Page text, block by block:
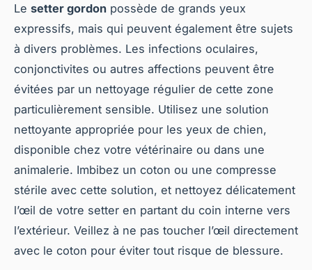
Le setter gordon possède de grands yeux
expressifs, mais qui peuvent également être sujets
à divers problèmes. Les infections oculaires,
conjonctivites ou autres affections peuvent être
évitées par un nettoyage régulier de cette zone
particulièrement sensible. Utilisez une solution
nettoyante appropriée pour les yeux de chien,
disponible chez votre vétérinaire ou dans une
animalerie. Imbibez un coton ou une compresse
stérile avec cette solution, et nettoyez délicatement
l’œil de votre setter en partant du coin interne vers
l’extérieur. Veillez à ne pas toucher l’œil directement
avec le coton pour éviter tout risque de blessure.